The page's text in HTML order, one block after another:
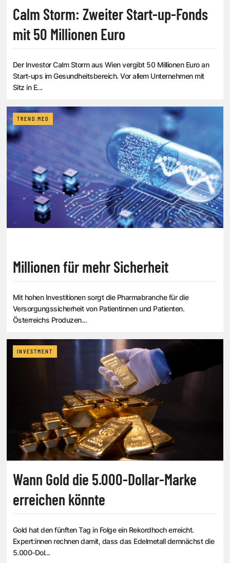
Calm Storm: Zweiter Start-up-Fonds
mit 50 Millionen Euro
Der Investor Calm Storm aus Wien vergibt 50 Millionen Euro an
Start-ups im Gesundheitsbereich. Vor allem Unternehmen mit
Sitz in E...
TREND.MED
Millionen für mehr Sicherheit
Mit hohen Investitionen sorgt die Pharmabranche für die
Versorgungssicherheit von Patientinnen und Patienten.
Österreichs Produzen...
INVESTMENT
Wann Gold die 5.000-Dollar-Marke
erreichen könnte
Gold hat den fünften Tag in Folge ein Rekordhoch erreicht.
Expert:innen rechnen damit, dass das Edelmetall demnächst die
5.000-Dol...